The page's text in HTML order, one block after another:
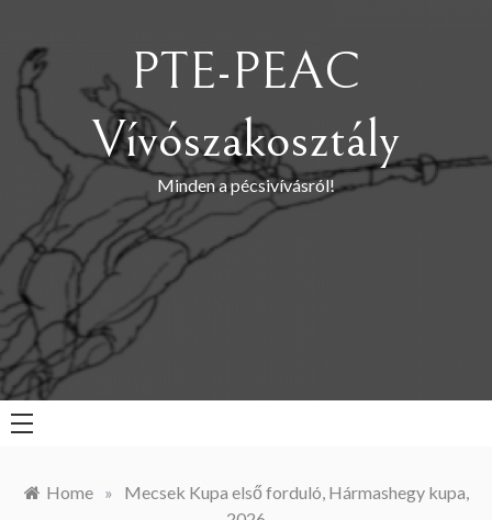
content
PTE-PEAC
Vívószakosztály
Minden a pécsivívásról!
Home »
Mecsek Kupa első forduló, Hármashegy kupa,